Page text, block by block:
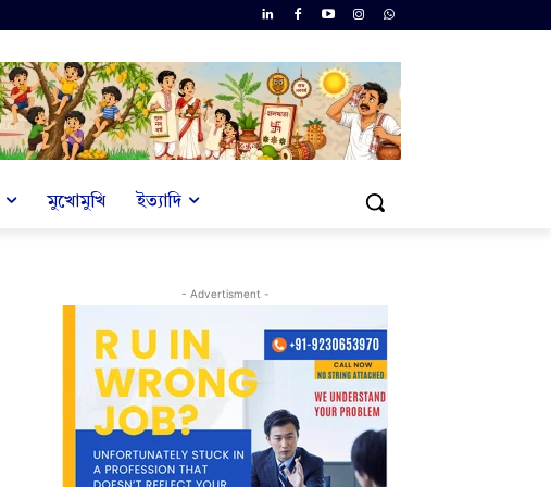
মুখোমুখি ইত্যাদি
- Advertisment -